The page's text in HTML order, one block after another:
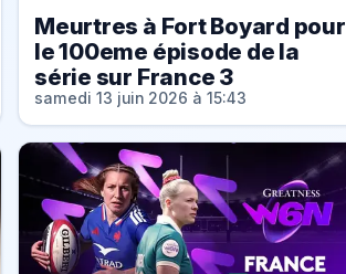
Meurtres à Fort Boyard pour
le 100eme épisode de la
série sur France 3
samedi 13 juin 2026 à 15:43